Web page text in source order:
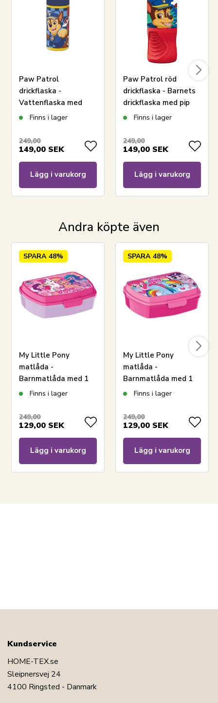
Paw Patrol
drickflaska -
Vattenflaska med
flipfunktion och
Finns i lager
249,00
149,00 SEK
Lägg i varukorg
Paw Patrol röd
drickflaska - Barnets
drickflaska med pip
Finns i lager
249,00
149,00 SEK
Lägg i varukorg
Andra köpte även
SPARA 48%
My Little Pony
matlåda -
Barnmatlåda med 1
fack - Lila och ljusrosa
Finns i lager
249,00
129,00 SEK
Lägg i varukorg
SPARA 48%
My Little Pony
matlåda -
Barnmatlåda med 1
fack - Ljusrosa
Finns i lager
249,00
129,00 SEK
Lägg i varukorg
Kundservice
HOME-TEX.se
Sleipnersvej 24
4100 Ringsted - Danmark